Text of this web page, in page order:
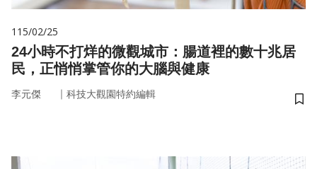
115/02/25
24小時不打烊的微觀城市：腸道裡的數十兆居
民，正悄悄掌管你的大腦與健康
李元傑 ｜ 科技大觀園特約編輯
儲